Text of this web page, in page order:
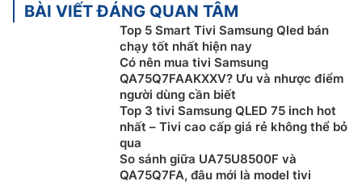
điều kỳ diệu. Smart tivi Samsung 75 inch 4K
QA75Q7FAAKXXV của bạn sẽ tự động tạo ra những
hình ảnh độc đáo, giúp thay đổi bầu không khí tổ ấm
theo phong cách riêng của bạn.
BÀI VIẾT ĐÁNG QUAN TÂM
Top 5 Smart Tivi Samsung Qled bán
chạy tốt nhất hiện nay
Có nên mua tivi Samsung
QA75Q7FAAKXXV? Ưu và nhược điểm
người dùng cần biết
Top 3 tivi Samsung QLED 75 inch hot
nhất – Tivi cao cấp giá rẻ không thể bỏ
qua
So sánh giữa UA75U8500F và
QA75Q7FA, đâu mới là model tivi